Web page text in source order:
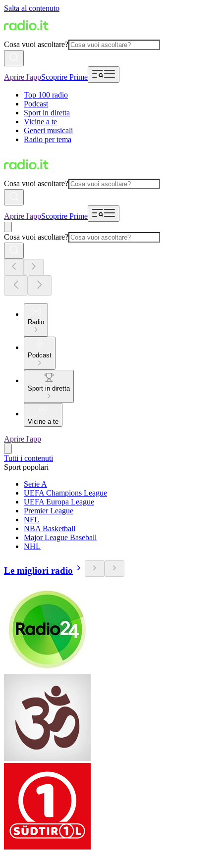
Salta al contenuto
Cosa vuoi ascoltare?
Aprire l'appScoprire Prime
Top 100 radio
Podcast
Sport in diretta
Vicine a te
Generi musicali
Radio per tema
Cosa vuoi ascoltare?
Aprire l'appScoprire Prime
Cosa vuoi ascoltare?
Radio
Podcast
Sport in diretta
Vicine a te
Aprire l'app
Tutti i contenuti
Sport popolari
Serie A
UEFA Champions League
UEFA Europa League
Premier League
NFL
NBA Basketball
Major League Baseball
NHL
Le migliori radio